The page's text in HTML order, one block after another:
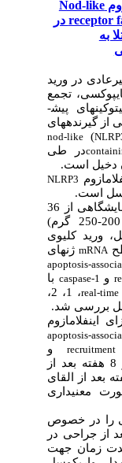
تعیین زمان بیان کمپلکس اینفلامازوم Nod-like
receptor family Pyrin domain containing 3 در
در ورید
تجمع
پیش­
گیرنده­های
)
nod-like
در طی
دخیل است.
NLRP3
است.
در این مطالعه آزمایشگاهی از 36
رت بالغ نژاد ویستار (8 هفته، 200-250 گرم)
ورید کلیوی
mRNA ژن­های
apoptosis-
و caspase-1 با
real-
apoptosis-
و
تغییر معنی­داری 1، 2، 4 و 8 هفته بعد از
بعد از القای
معنی­داری
را در خصوص
12 هفته بعد از جراحی در
زمان جهت